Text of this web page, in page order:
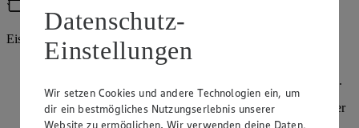
Eismaschine
Zitrone halbieren und den Saft auspressen. Mango schälen
und das Fruchtfleisch würfeln. Ananas schälen und würfeln.
Zitronensaft, Mango und Ananas zusammen mit dem Zucker
in ein hohes Rührgefäß geben und mit dem Pürierstab fein
Datenschutz-
Einstellungen
Wir setzen Cookies und andere Technologien ein, um
dir ein bestmögliches Nutzungserlebnis unserer
Website zu ermöglichen. Wir verwenden deine Daten,